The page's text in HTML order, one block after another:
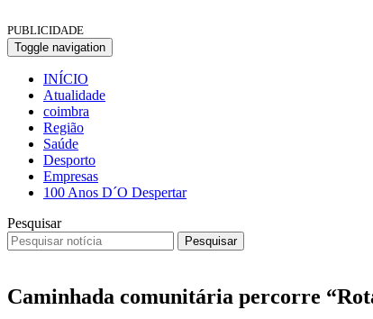
PUBLICIDADE
Toggle navigation
INÍCIO
Atualidade
coimbra
Região
Saúde
Desporto
Empresas
100 Anos D´O Despertar
Pesquisar
Pesquisar
Caminhada comunitária percorre